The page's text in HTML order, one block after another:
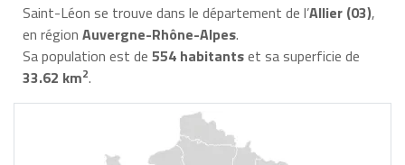
Saint-Léon se trouve dans le département de l’Allier (03),
en région Auvergne-Rhône-Alpes.
Sa population est de 554 habitantset sa superficie de
33.62 km2.